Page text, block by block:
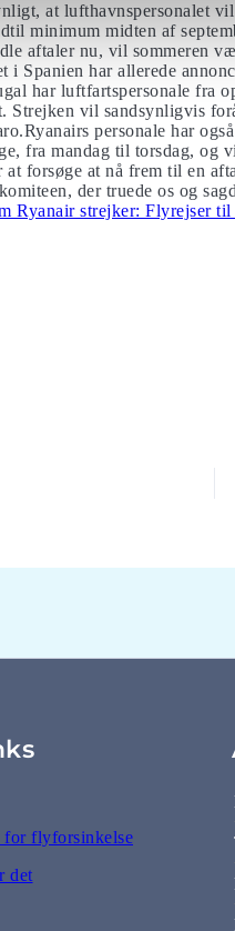
at lufthavnspersonalet
minimum midten af
aftaler nu, vil sommeren
i Spanien har allerede
har luftfartspersonale fra
Strejken vil sandsynligvis
personale har
fra mandag til torsdag,
forsøge at nå frem til en
der truede os og
Ryanair strejker: Flyrejser
for flyforsinkelse
det